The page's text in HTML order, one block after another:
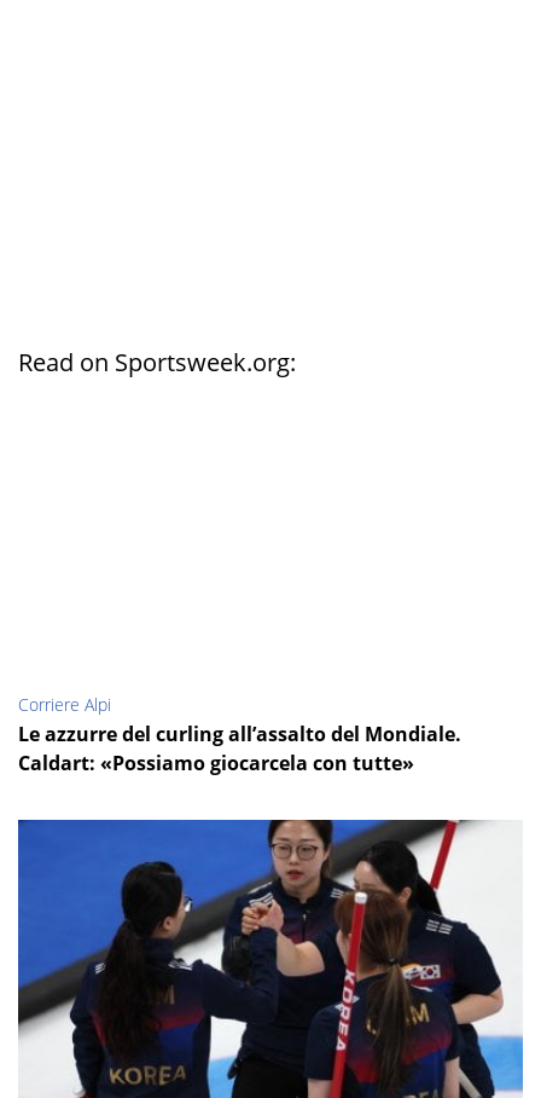
Read on Sportsweek.org:
Corriere Alpi
Le azzurre del curling all’assalto del Mondiale.
Caldart: «Possiamo giocarcela con tutte»